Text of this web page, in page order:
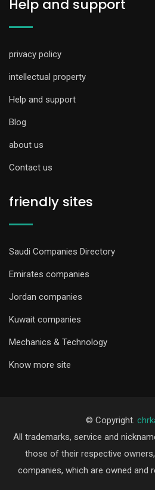
Help and support
privacy policy
intellectual property
Help and support
Blog
about us
Contact us
friendly sites
Saudi Companies Directory
Emirates companies
Jordan companies
Kuwait companies
Mechanics & Technology
Know more site
© Copyright.
All trademarks, service and
those of their respective
companies, which are owned and